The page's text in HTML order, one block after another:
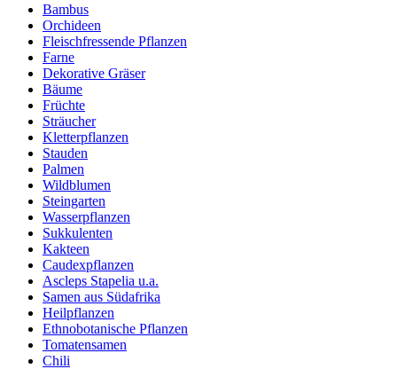
Bambus
Orchideen
Fleischfressende Pflanzen
Farne
Dekorative Gräser
Bäume
Früchte
Sträucher
Kletterpflanzen
Stauden
Palmen
Wildblumen
Steingarten
Wasserpflanzen
Sukkulenten
Kakteen
Caudexpflanzen
Ascleps Stapelia u.a.
Samen aus Südafrika
Heilpflanzen
Ethnobotanische Pflanzen
Tomatensamen
Chili